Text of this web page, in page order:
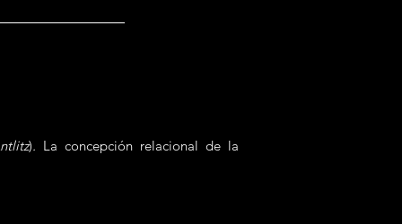
). La concepción relacional de la